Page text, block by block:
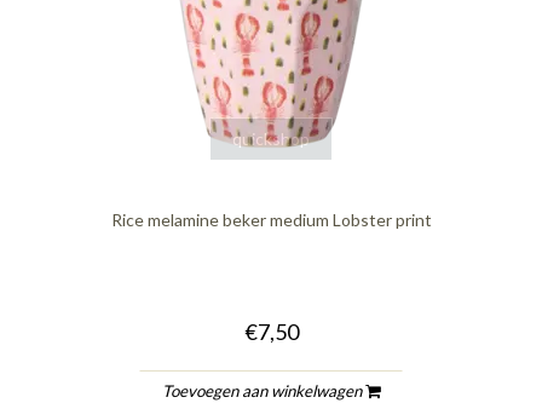
quickshop
Rice melamine beker medium Lobster print
€7,50
Toevoegen aan winkelwagen